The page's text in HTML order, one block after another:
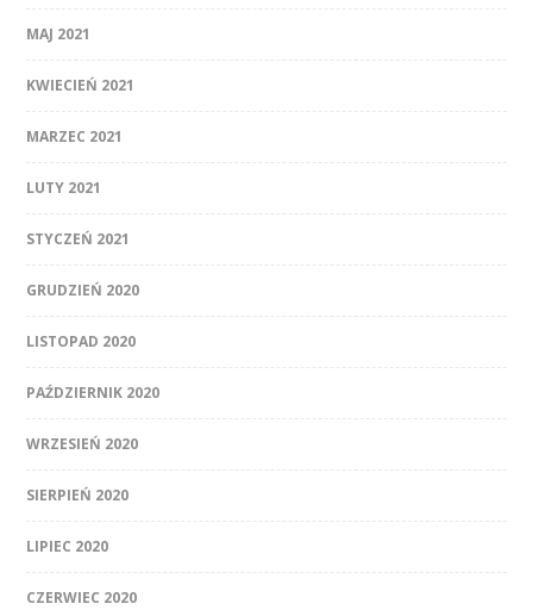
MAJ 2021
KWIECIEŃ 2021
MARZEC 2021
LUTY 2021
STYCZEŃ 2021
GRUDZIEŃ 2020
LISTOPAD 2020
PAŹDZIERNIK 2020
WRZESIEŃ 2020
SIERPIEŃ 2020
LIPIEC 2020
CZERWIEC 2020